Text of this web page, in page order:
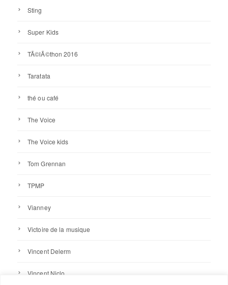
Sting
Super Kids
TÃ©lÃ©thon 2016
Taratata
thé ou café
The Voice
The Voice kids
Tom Grennan
TPMP
Vianney
Victoire de la musique
Vincent Delerm
Vincent Niclo